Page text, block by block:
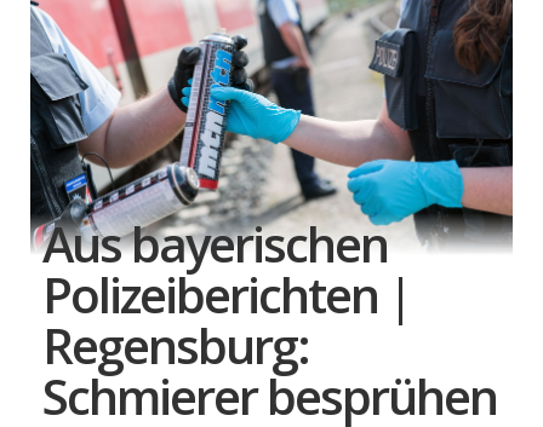
Aus bayerischen
Polizeiberichten |
Regensburg:
Schmierer besprühen